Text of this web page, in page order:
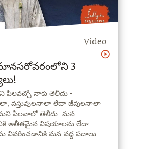
Video
3
పిలవచ్చో నాకు తెలీదు -
లేదా జీవులనాలా
పిలవాలో తెలీదు. మన
అతీతమైన విషయాలను లేదా
వివరించడానికి మన వద్ద పదాలు